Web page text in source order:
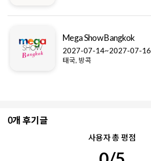
Mega Show Bangkok
2027-07-14~2027-07-16
태국, 방콕
0개 후기글
사용자 총 평점